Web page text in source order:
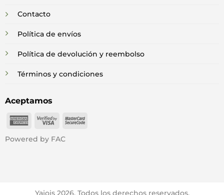
Contacto
Política de envíos
Política de devolución y reembolso
Términos y condiciones
Aceptamos
American
Visa
MasterCard
Powered by FAC
Yajois 2026. Todos los derechos reservados.